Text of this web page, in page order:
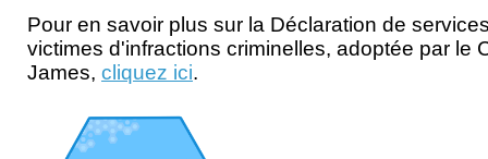
Pour en savoir plus sur la Déclaration de
victimes d'infractions criminelles, adoptée par le
James, cliquez ici.